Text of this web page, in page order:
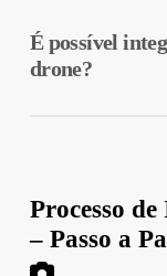
IEC 62446-3.
É possível
drone?
Processo
– Passo a